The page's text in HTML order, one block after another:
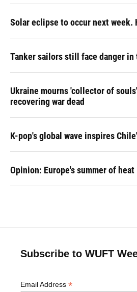
Solar eclipse to occur next week.
Tanker sailors still face danger
Ukraine mourns 'collector of
recovering war dead
K-pop's global wave inspires
Opinion: Europe's summer of heat
Subscribe to WUFT
Email Address *